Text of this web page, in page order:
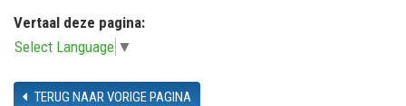
Vertaal deze pagina:
Select Language ▼
TERUG NAAR VORIGE PAGINA